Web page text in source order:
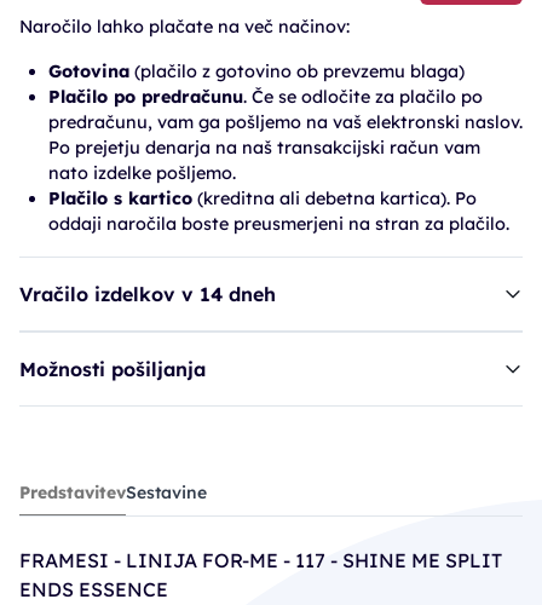
Naročilo lahko plačate na več načinov:
Gotovina (plačilo z gotovino ob prevzemu blaga)
Plačilo po predračunu. Če se odločite za plačilo po
predračunu, vam ga pošljemo na vaš elektronski naslov.
Po prejetju denarja na naš transakcijski račun vam
nato izdelke pošljemo.
Plačilo s kartico (kreditna ali debetna kartica). Po
oddaji naročila boste preusmerjeni na stran za plačilo.
Vračilo izdelkov v 14 dneh
Možnosti pošiljanja
serum FRA 117 - Shine Me Split Ends
16,70€
PredstavitevSestavine
FRAMESI - LINIJA FOR-ME - 117 - SHINE ME SPLIT
ENDS ESSENCE